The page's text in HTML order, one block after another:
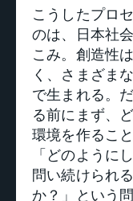
こうしたプロ
のは、日本社
こみ。創造性
く、さまざま
で生まれる。
る前にまず、
環境を作るこ
「どのように
問い続けられ
か？」という